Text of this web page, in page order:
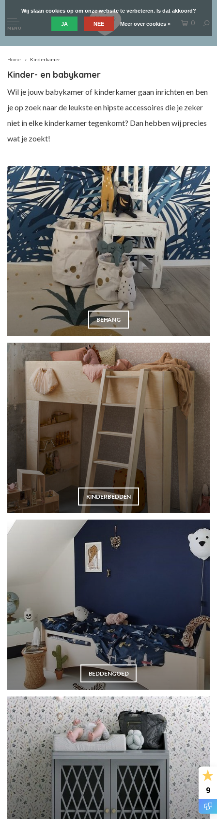
9
MENU
0
Home Kinderkamer
Kinder- en babykamer
Wil je jouw babykamer of kinderkamer gaan inrichten en ben
je op zoek naar de leukste en hipste accessoires die je zeker
niet in elke kinderkamer tegenkomt? Dan hebben wij precies
wat je zoekt!
BEHANG
KINDERBEDDEN
BEDDENGOED
Wij slaan cookies op om onze website te verbeteren. Is dat akkoord?
JA NEE Meer over cookies »